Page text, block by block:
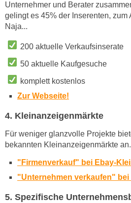
Unternehmer und Berater
gelingt es 45% der Inserenten, zum
Naja...
200 aktuelle Verkaufsinserate
50 aktuelle Kaufgesuche
komplett kostenlos
Zur Webseite!
4. Kleinanzeigenmärkte
Für weniger glanzvolle Projekte
bekannten Kleinanzeigenmärkte
"Firmenverkauf" bei Ebay-
"Unternehmen verkaufen" bei
5. Spezifische